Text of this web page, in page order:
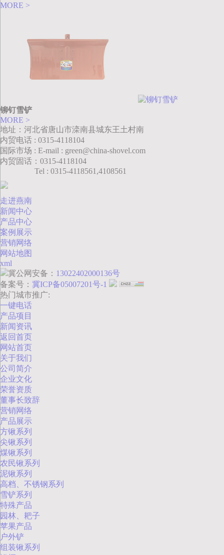
MORE >
铆钉雪铲
MORE >
地址：河北省唐山市滦南县城东王土村南
内贸电话 : 0315-4118104
国际市场 : E-mail : green@china-shovel.com
内贸固话：0315-4118104
Tel : 0315-4118561,4108561
走进燕南
新闻中心
产品中心
案例展示
营销网络
网站地图
xml
冀公网安备： 13022402000136号
备案号： 冀ICP备05007201号-1
热门城市推广:
一键电话
产品项目
新闻资讯
返回首页
网站首页
关于我们
公司简介
企业文化
荣誉资质
董事长致辞
营销网络
产品展示
方锹系列
尖锹系列
煤锹系列
农民锹系列
泥锹系列
高档、不锈钢系列
雪铲系列
特殊产品
园林、耙子
苹果产品
户外铲
组装锹系列